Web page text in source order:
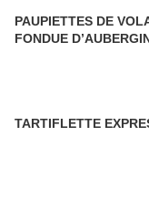
PAUPIETTES DE
FONDUE
TARTIFLETTE